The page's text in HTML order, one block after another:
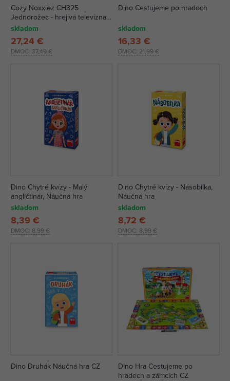
Cozy Noxxiez CH325
Jednorožec - hrejivá televízna
mikinová deka s kapucňou pre
deti 7 - 12 rokov
skladom
DMOC: 37,49 €
27,24 €
Dino Cestujeme po hradoch
skladom
DMOC: 21,99 €
16,33 €
Dino Chytré kvízy - Malý
angličtinár, Náučná hra
skladom
DMOC: 8,99 €
8,39 €
Dino Chytré kvízy - Násobilka,
Náučná hra
skladom
DMOC: 8,99 €
8,72 €
Dino Druhák Náučná hra CZ
Dino Hra Cestujeme po
hradech a zámcích CZ